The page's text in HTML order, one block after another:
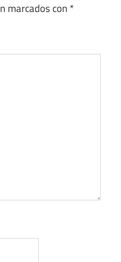
marcados con *